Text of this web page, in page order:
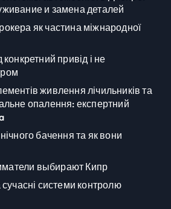
и замена деталей
як частина міжнародної
конкретний привід і не
живлення лічильників та
опалення: експертний
бачення та як вони
выбирают Кипр
системи контролю